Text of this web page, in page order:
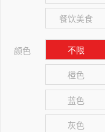
餐饮美食
颜色 不限
橙色
蓝色
灰色